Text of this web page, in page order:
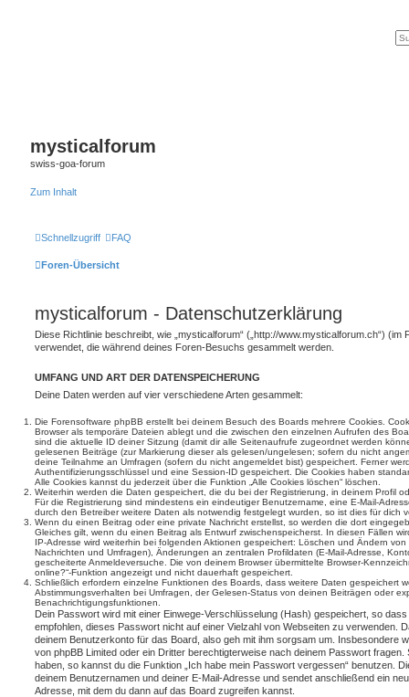
mysticalforum
swiss-goa-forum
Zum Inhalt
Schnellzugriff FAQ
Foren-Übersicht
mysticalforum - Datenschutzerklärung
Diese Richtlinie beschreibt, wie „mysticalforum“ („http://www.mysticalforum.ch“) (im
verwendet, die während deines Foren-Besuchs gesammelt werden.
UMFANG UND ART DER DATENSPEICHERUNG
Deine Daten werden auf vier verschiedene Arten gesammelt:
Die Forensoftware phpBB erstellt bei deinem Besuch des Boards mehrere Cookies.
Browser als temporäre Dateien ablegt und die zwischen den einzelnen Aufrufen des
sind die aktuelle ID deiner Sitzung (damit dir alle Seitenaufrufe zugeordnet werden
gelesenen Beiträge (zur Markierung dieser als gelesen/ungelesen; sofern du nicht
deine Teilnahme an Umfragen (sofern du nicht angemeldet bist) gespeichert. Ferner
Authentifizierungsschlüssel und eine Session-ID gespeichert. Die Cookies haben
Alle Cookies kannst du jederzeit über die Funktion „Alle Cookies löschen“ löschen.
Weiterhin werden die Daten gespeichert, die du bei der Registrierung, in deinem Profil
Für die Registrierung sind mindestens ein eindeutiger Benutzername, eine E-Mail-
durch den Betreiber weitere Daten als notwendig festgelegt wurden, so ist dies für dich
Wenn du einen Beitrag oder eine private Nachricht erstellst, so werden die dort
Gleiches gilt, wenn du einen Beitrag als Entwurf zwischenspeicherst. In diesen Fällen
IP-Adresse wird weiterhin bei folgenden Aktionen gespeichert: Löschen und Ändern
Nachrichten und Umfragen), Änderungen an zentralen Profildaten (E-Mail-Adresse,
gescheiterte Anmeldeversuche. Die von deinem Browser übermittelte Browser-
online?“-Funktion angezeigt und nicht dauerhaft gespeichert.
Schließlich erfordern einzelne Funktionen des Boards, dass weitere Daten gespeichert
Abstimmungsverhalten bei Umfragen, der Gelesen-Status von deinen Beiträgen oder
Benachrichtigungsfunktionen.
Dein Passwort wird mit einer Einwege-Verschlüsselung (Hash) gespeichert, so
empfohlen, dieses Passwort nicht auf einer Vielzahl von Webseiten zu verwenden.
deinem Benutzerkonto für das Board, also geh mit ihm sorgsam um. Insbesondere
von phpBB Limited oder ein Dritter berechtigterweise nach deinem Passwort
haben, so kannst du die Funktion „Ich habe mein Passwort vergessen“ benutzen.
deinem Benutzernamen und deiner E-Mail-Adresse und sendet anschließend ein
Adresse, mit dem du dann auf das Board zugreifen kannst.